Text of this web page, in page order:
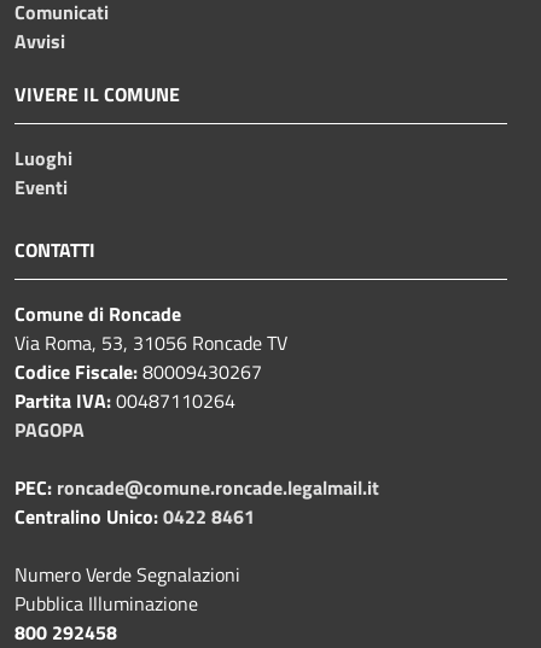
Comunicati
Avvisi
VIVERE IL COMUNE
Luoghi
Eventi
CONTATTI
Comune di Roncade
Via Roma, 53, 31056 Roncade TV
Codice Fiscale:80009430267
Partita IVA:00487110264
PAGOPA
PEC: roncade@comune.roncade.legalmail.it
Centralino Unico:0422 8461
Numero Verde Segnalazioni
Pubblica Illuminazione
800 292458